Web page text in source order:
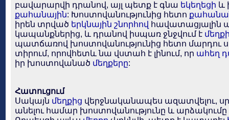
բավարարվի դրանով, այլ պետք է գնա եկեղեցի և
քահանային: Խոստովանությունից հետո
իրեն տրված երկնային շնորհով հավատացյալին
կապանքներից, և դրանով իսպառ ջնջվում է
պատճառով խոստովանությունից հետո մարդու
տիրում, որովհետև նա վստահ է լինում, որ ահեղ
իր խոստովանած մեղքերը:
Հատուցում
Սակայն մեղքից վերջնականապես ազատվելու,
անելու համար խոստովանությունը և